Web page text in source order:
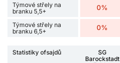
Týmové střely na
branku 5,5+
0%
Týmové střely na
branku 6,5+
0%
Statistiky ofsajdů
SG
Barockstadt